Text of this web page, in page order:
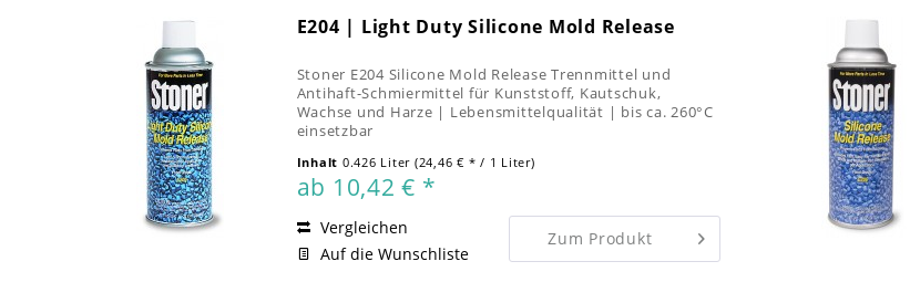
E204 | Light Duty Silicone Mold Release
Stoner E204 Silicone Mold Release Trennmittel und
Antihaft-Schmiermittel für Kunststoff, Kautschuk,
Wachse und Harze | Lebensmittelqualität | bis ca. 260°C
einsetzbar
Inhalt 0.426 Liter (24,46 € * / 1 Liter)
ab 10,42 € *
Zum Produkt
Vergleichen
Auf die Wunschliste